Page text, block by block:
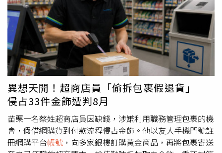
間品牌快閃店！近年 wiggle wiggle 憑藉鮮明大膽的撞色設
計與原創 IP 風靡亞洲，不僅成為韓國最具代表性的生活風
格品牌，更深受 Jennie、潤娥、IVE、aespa、ENHYPEN、
RIIZE 等韓星喜愛，從吊飾、旅行配件到居家用品，都成為
年輕世代爭相收藏的人氣單品。（圖／品牌提供）成立於
2014 年的 wiggle wiggle，以 “wit moment, refresh
life.” 為品牌精神，相信即使是再平凡不過的日常，只要加
入一點創意、一抹色彩，也能帶來意想不到的快樂。品牌源
自一句簡單卻充滿想像力的提問——「重複的日常，難道就
不能很有趣嗎？」因此，wiggle wiggle 將大膽鮮豔的配
色、趣味十足的插畫與療癒可愛的原創 IP，融入每一件生
活用品之中，希望陪伴每個人打造充滿笑容與驚喜的生活空
異想天開！超商店員「偷拆包裹假退貨」
侵占33件金飾遭判8月
苗栗一名蔡姓超商店員因缺錢，涉嫌利用職務管理包裹的機
會，假借網購貨到付款流程侵占金飾。他以友人手機門號註
冊網購平台帳號 ，向多家銀樓訂購黃金商品，再將包裹寄送